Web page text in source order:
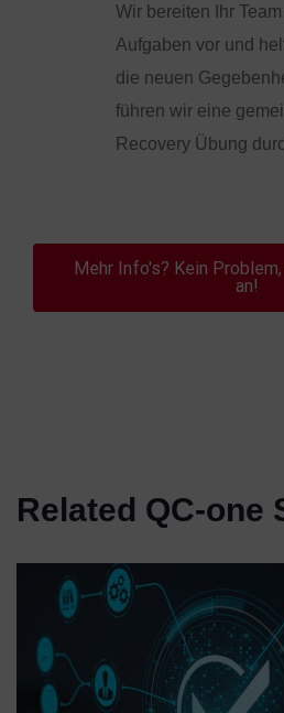
Wir bereiten Ihr
Aufgaben vor und
die neuen
führen wir eine
Recovery Übung
Mehr Info's? Kein
an!
Related QC-one